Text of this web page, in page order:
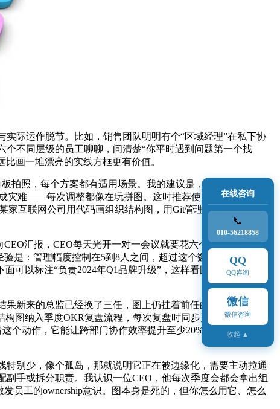
际运作脱节。比如，销售团队明明有个“区域经理”在私下协
不同层级的员工聊聊，问清楚“你平时遇到问题第一个找
画一堆漂亮的实线方框更有价值。
拍照，每个方案都有适用场景。我的建议是，别急着追求高级
成灾难——每次调整都像在玩拼图。这时推荐使用在线协作工
互联网公司用代码画组织结构图，用Git管理版本，每次调整
汇报，CEO每天光开一对一会议就要花六个小时。相反，
是：管理幅度控制在5到8人之间，超过这个数字就要考虑增
可以标注“负责2024年Q1品牌升级”，这样看图的人一眼就能
新来的总监已经换了三任，图上仍挂着前任的名字。这不仅
图纳入季度OKR复盘流程，每次复盘时同步更新。如果公司
个动作，它能让跨部门协作效率提升至少20%，因为大家不用
别少，像个孤岛，那就说明它正在被边缘化，需要主动拉通
手或拆分职责。我认识一位CEO，他每次季度会都会拿出组
员工的ownership意识。图本身是死的，但你怎么用它、怎么
在线咨询
📞
010-56218858
QQ
QQ咨询
微信
微信咨询
收起 ▲